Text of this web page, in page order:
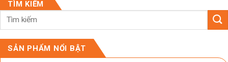
TÌM KIẾM
SẢN PHẨM NỔI BẬT